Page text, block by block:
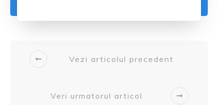
Vezi articolul precedent
Veri urmatorul articol